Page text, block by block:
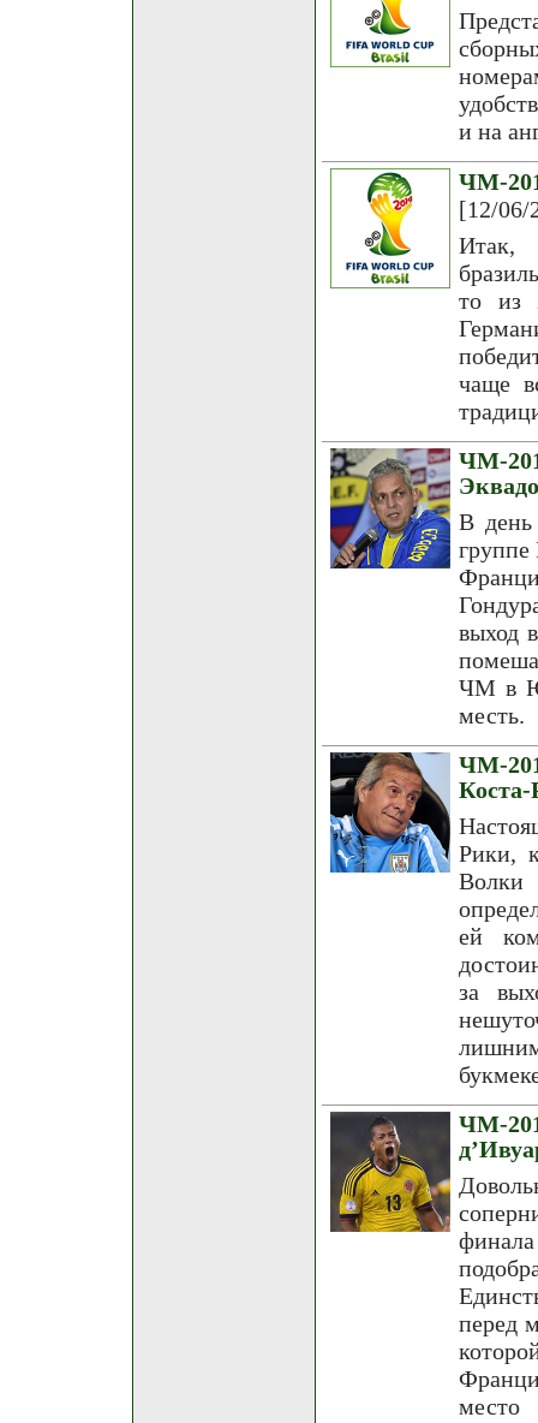
и на
ЧМ-
[12/06/
Итак,
то из
чаще
ЧМ-
В день
группе
выход
ЧМ в
месть.
ЧМ-
Рики,
Волки
ей
за
ЧМ-
перед